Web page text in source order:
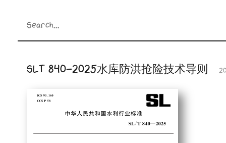
SLT 840-2025水库防洪抢险技术导则